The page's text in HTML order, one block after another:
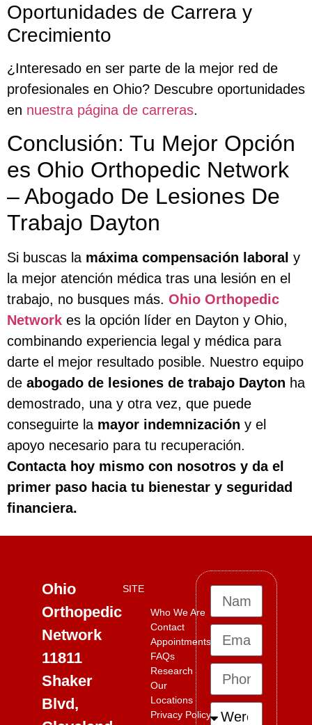
Oportunidades de Carrera y
Crecimiento
¿Interesado en ser parte de la mejor red de
profesionales en Ohio? Descubre oportunidades
en nuestra página de carreras.
Conclusión: Tu Mejor Opción
es Ohio Orthopedic Network
– Abogado De Lesiones De
Trabajo Dayton
Si buscas la máxima compensación laboral y
la mejor atención médica tras una lesión en el
trabajo, no busques más. Ohio Orthopedic
Network es la opción líder en Dayton y Ohio,
combinando experiencia legal y médica para
darte el mejor resultado posible. Nuestro equipo
de abogado de lesiones de trabajo Dayton ha
demostrado, una y otra vez, que puede
conseguirte la mayor indemnización y el
apoyo necesario para tu recuperación.
Contacta hoy mismo con nosotros y da el
primer paso hacia tu bienestar y seguridad
financiera.
Ohio
Orthopedic
Network
11811
Shaker
Blvd,
SITE
Who We Are
Contact
Appointments
FAQs
Research
Our
Locations
Privacy Policy